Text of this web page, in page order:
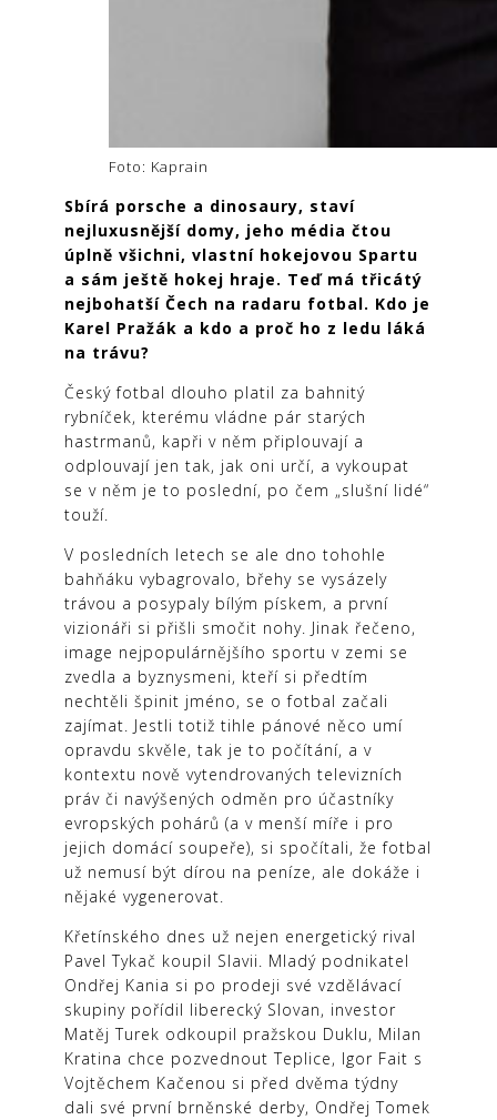
Foto: Kaprain
Sbírá porsche a dinosaury, staví
nejluxusnější domy, jeho média čtou
úplně všichni, vlastní hokejovou Spartu
a sám ještě hokej hraje. Teď má třicátý
nejbohatší Čech na radaru fotbal. Kdo je
Karel Pražák a kdo a proč ho z ledu láká
na trávu?
Český fotbal dlouho platil za bahnitý
rybníček, kterému vládne pár starých
hastrmanů, kapři v něm připlouvají a
odplouvají jen tak, jak oni určí, a vykoupat
se v něm je to poslední, po čem „slušní lidé“
touží.
V posledních letech se ale dno tohohle
bahňáku vybagrovalo, břehy se vysázely
trávou a posypaly bílým pískem, a první
vizionáři si přišli smočit nohy. Jinak řečeno,
image nejpopulárnějšího sportu v zemi se
zvedla a byznysmeni, kteří si předtím
nechtěli špinit jméno, se o fotbal začali
zajímat. Jestli totiž tihle pánové něco umí
opravdu skvěle, tak je to počítání, a v
kontextu nově vytendrovaných televizních
práv či navýšených odměn pro účastníky
evropských pohárů (a v menší míře i pro
jejich domácí soupeře), si spočítali, že fotbal
už nemusí být dírou na peníze, ale dokáže i
nějaké vygenerovat.
Křetínského dnes už nejen energetický rival
Pavel Tykač koupil Slavii. Mladý podnikatel
Ondřej Kania si po prodeji své vzdělávací
skupiny pořídil liberecký Slovan, investor
Matěj Turek odkoupil pražskou Duklu, Milan
Kratina chce pozvednout Teplice, Igor Fait s
Vojtěchem Kačenou si před dvěma týdny
dali své první brněnské derby, Ondřej Tomek